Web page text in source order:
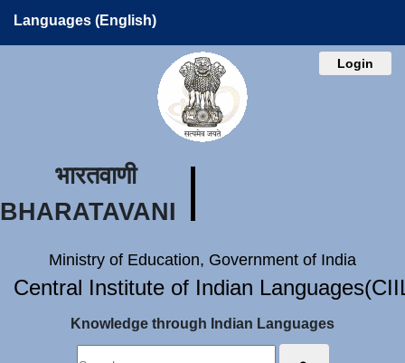
Languages (English)
Login
भारतवाणी
BHARATAVANI
Ministry of Education, Government of India
Central Institute of Indian
Knowledge through Indian Languages